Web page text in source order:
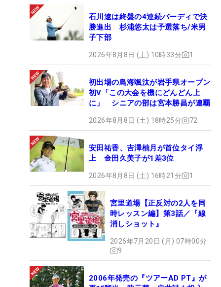
石川遼は終盤の4連続バーディで決
勝進出 杉浦悠太は予選落ち/米男
子下部
2026年8月8日 (土) 10時33分 1
初出場の鳥海颯汰が岩手県オープン
初V「この大会を機にどんどん上
に」 シニアの部は宮本勝昌が連覇
2026年8月8日 (土) 18時25分 72
安田祐香、吉澤柚月が首位タイ浮
上 金田久美子が1差3位
2026年8月8日 (土) 16時21分 1
宮里道場【正反対の2人を同
時レッスン編】第3話／『線
消しショット』
2026年7月20日 (月) 07時00分
9
2006年発売の『ツアーAD PT』が